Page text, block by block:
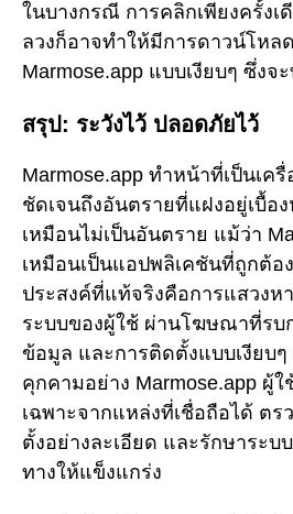
ในบางกรณี การคลิกเพียงครั้ง
ลวงก็อาจทำให้มีการดาวน์โหล
Marmose.app แบบเงียบๆ ซึ่งจ
สรุป: ระวังไว้ ปลอดภัยไว้
Marmose.app ทำหน้าที่เป็นเครื่
ชัดเจนถึงอันตรายที่แฝงอยู่เบื้อ
เหมือนไม่เป็นอันตราย แม้ว่า
เหมือนเป็นแอปพลิเคชันที่ถูกต้
ประสงค์ที่แท้จริงคือการแสวงห
ระบบของผู้ใช้ ผ่านโฆษณาที่รบ
ข้อมูล และการติดตั้งแบบเงียบๆ
คุกคามอย่าง Marmose.app ผู้
เฉพาะจากแหล่งที่เชื่อถือได้ ต
ตั้งอย่างละเอียด และรักษาระ
ทางให้แข็งแกร่ง